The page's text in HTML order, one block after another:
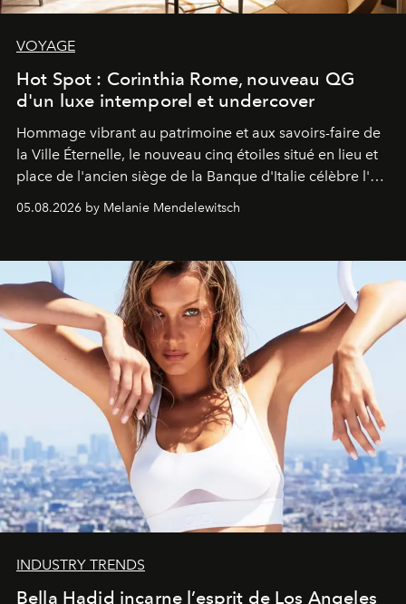
VOYAGE
Hot Spot : Corinthia Rome, nouveau QG
d'un luxe intemporel et undercover
Hommage vibrant au patrimoine et aux savoirs-faire de
la Ville Éternelle, le nouveau cinq étoiles situé en lieu et
place de l'ancien siège de la Banque d'Italie célèbre l'art
de vivre Romain dans toute son élégance intemporelle.
05.08.2026 by Melanie Mendelewitsch
INDUSTRY TRENDS
Bella Hadid incarne l’esprit de Los Angeles